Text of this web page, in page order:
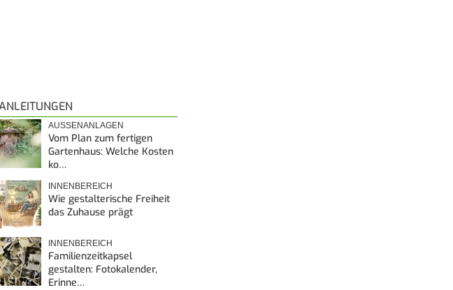
AUSSENANLAGEN
Vom Plan zum fertigen
Gartenhaus: Welche Kosten
ko…
INNENBEREICH
Wie gestalterische Freiheit
das Zuhause prägt
INNENBEREICH
Familienzeitkapsel
gestalten: Fotokalender,
Erinne…